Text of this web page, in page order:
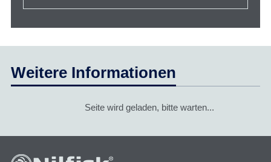
Weitere Informationen
Seite wird geladen, bitte warten...